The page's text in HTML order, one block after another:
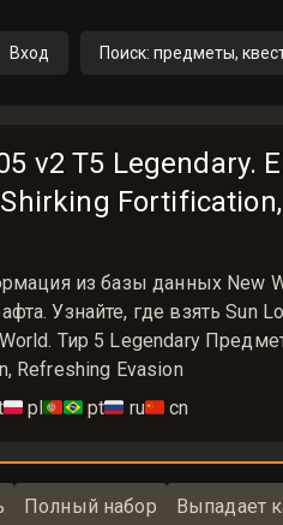
Вход Поиск: предметы,
v2 T5 Legendary.
из базы данных New
Узнайте, где взять Sun
Тир 5 Legendary
Refreshing Evasion
🇵🇱 pl🇵🇹🇧🇷 pt🇷🇺 ru🇨🇳 cn
Полный набор Выпадает